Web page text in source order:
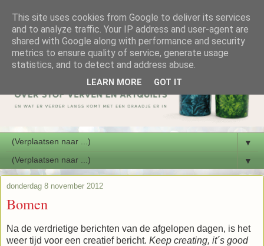
▼
▼
donderdag 8 november 2012
Bomen
Na de verdrietige berichten van de afgelopen dagen, is het
weer tijd voor een creatief bericht. Keep creating, it´s good
This site uses cookies from Google to deliver its services
and to analyze traffic. Your IP address and user-agent are
shared with Google along with performance and security
metrics to ensure quality of service, generate usage
statistics, and to detect and address abuse.
LEARN MORE GOT IT